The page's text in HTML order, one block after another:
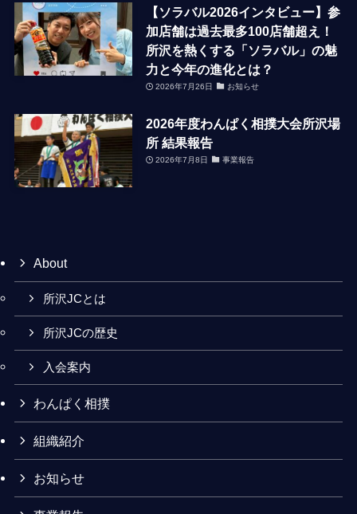
【ソラバル2026インタビュー】参
加店舗は過去最多100店舗超え！
所沢を熱くする「ソラバル」の魅
力と今年の進化とは？
2026年7月26日 お知らせ
2026年度わんぱく相撲大会所沢場
所 結果報告
2026年7月8日 事業報告
About
所沢JCとは
所沢JCの歴史
入会案内
わんぱく相撲
組織紹介
お知らせ